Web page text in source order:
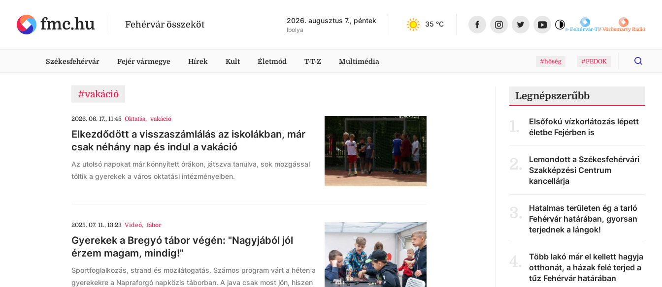
fmc.hu Fehérvár összeköt 2026. augusztus 7., péntek
Ibolya
35 °C
Fehérvár-TVVörösmarty Rádió
Székesfehérvár Fejér vármegye Hírek Kult Életmód T-T-Z Multimédia #hőség #FEDOK
#vakáció
2026. 06. 17., 11:45 Oktatás, vakáció
Elkezdődött a visszaszámlálás az iskolákban, már
csak néhány nap és indul a vakáció
Az utolsó napokat már könnyített órákon, játszva tanulva, sok mozgással
töltik a gyerekek a város oktatási intézményeiben.
2025. 07. 11., 13:23 Videó, tábor
Gyerekek a Bregyó tábor végén: "Nagyjából jól
érzem magam, mindig!"
Sportfoglalkozás, strand és mozilátogatás. Számos program várt a héten a
gyerekekre a Napraforgó napközis táborban. A java csak most jön, hiszen
Legnépszerűbb
1.
Elsőfokú vízkorlátozás lépett
életbe Fejérben is
2.
Lemondott a Székesfehérvári
Szakképzési Centrum
kancellárja
3.
Hatalmas területen ég a tarló
Fehérvár határában, gyorsan
terjednek a lángok!
4.
Több lakó már el kellett hagyja
otthonát, a házak felé terjed a
tűz Fehérvár határában